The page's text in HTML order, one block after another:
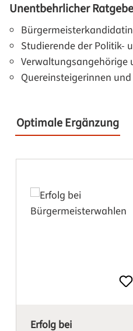
Unentbehrlicher
Studierende der Politik-
Verwaltungsangehörige
Quereinsteigerinnen
Optimale Ergänzung
Produktgalerie
Erfolg bei